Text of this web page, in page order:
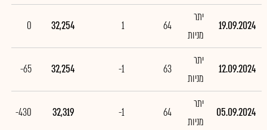
19.09.2024
יתר
מניות
64
1
32,254
0
12.09.2024
יתר
מניות
63
-1
32,254
-65
05.09.2024
יתר
מניות
64
-1
32,319
-430